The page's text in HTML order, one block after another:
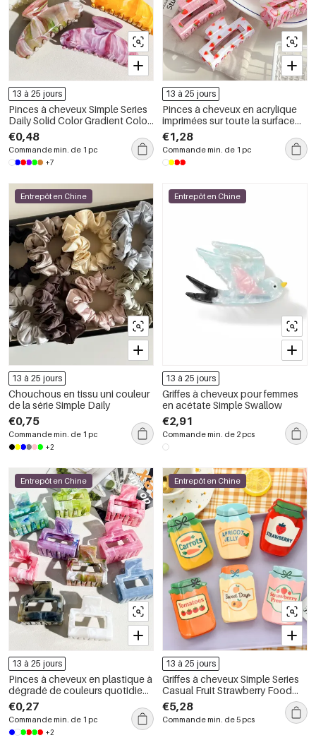
13 à 25 jours
Pinces à cheveux Simple Series
Daily Solid Color Gradient Color
Abs
€0,48
Commande min. de 1 pc
+7
13 à 25 jours
Pinces à cheveux en acrylique
imprimées sur toute la surface
de la série Fruit
€1,28
Commande min. de 1 pc
Entrepôt en Chine
13 à 25 jours
Chouchous en tissu uni couleur
de la série Simple Daily
€0,75
Commande min. de 1 pc
+2
Entrepôt en Chine
13 à 25 jours
Griffes à cheveux pour femmes
en acétate Simple Swallow
€2,91
Commande min. de 2 pcs
Entrepôt en Chine
13 à 25 jours
Pinces à cheveux en plastique à
dégradé de couleurs quotidien
Simple Series
€0,27
Commande min. de 1 pc
+2
Entrepôt en Chine
13 à 25 jours
Griffes à cheveux Simple Series
Casual Fruit Strawberry Food
Acetate
€5,28
Commande min. de 5 pcs